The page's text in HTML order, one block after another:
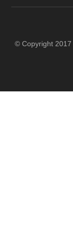
© Copyright 2017